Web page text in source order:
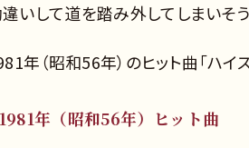
いして道を踏み外してしまいそう
年（昭和56年）のヒット曲「ハイ
1981年（昭和56年）ヒット曲